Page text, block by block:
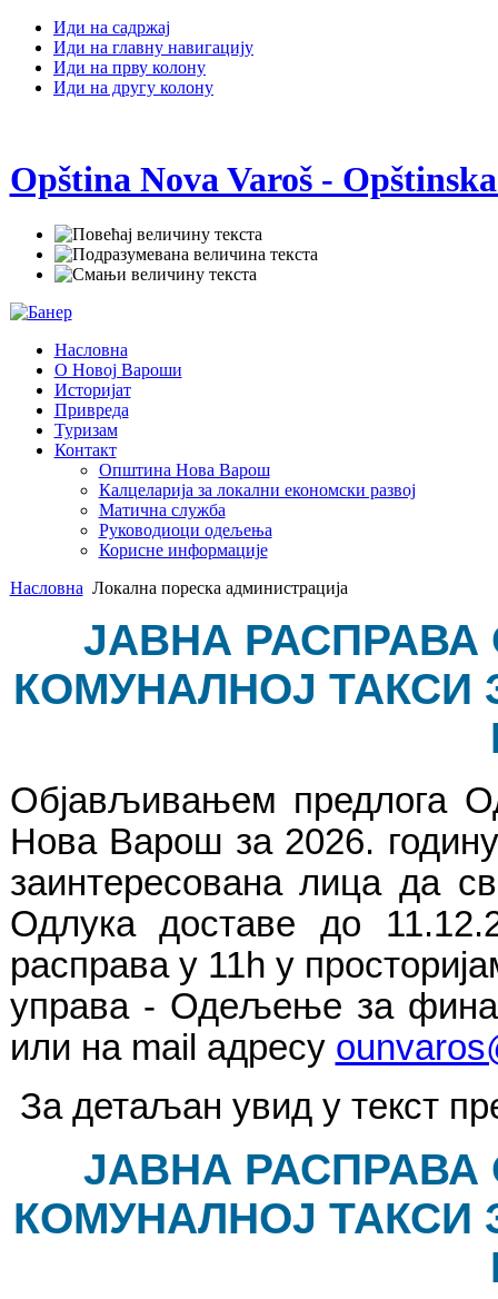
Иди на садржај
Иди на главну навигацију
Иди на прву колону
Иди на другу колону
Opština Nova Varoš -
Насловна
О Новој Вароши
Историјат
Привреда
Туризам
Контакт
Општина Нова Варош
Калцеларија за локални економски развој
Матична служба
Руководиоци одељења
Корисне информације
Насловна Локална пореска администрација
ЈАВНА РАСПРАВА
КОМУНАЛНОЈ ТАКСИ
Објављивањем предлога
Нова Варош за 2026.
заинтересована лица да
Одлука доставе до
расправа у 11h у
управа - Одељење за
или на mail адресу
За детаљан увид у текст
ЈАВНА РАСПРАВА
КОМУНАЛНОЈ ТАКСИ